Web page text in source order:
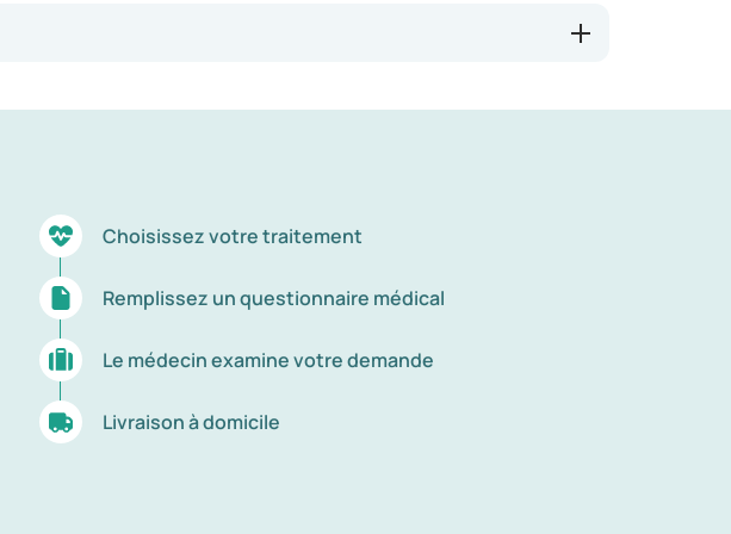
Choisissez votre traitement
Remplissez un questionnaire médical
Le médecin examine votre demande
Livraison à domicile